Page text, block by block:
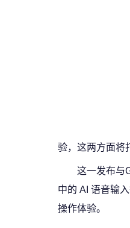
验，这两方面将
这一发布与
中的 AI 语音输
操作体验。